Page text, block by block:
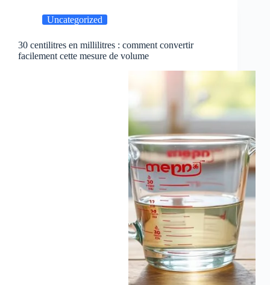
Uncategorized
30 centilitres en millilitres : comment convertir
facilement cette mesure de volume